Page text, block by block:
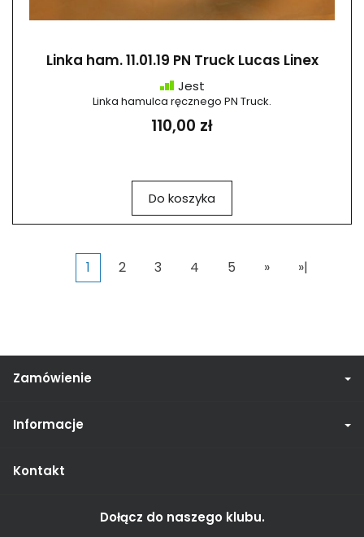
Linka ham. 11.01.19 PN Truck Lucas Linex
Jest
Linka hamulca ręcznego PN Truck.
110,00 zł
Do koszyka
1 2 3 4 5 » »|
Zamówienie
Informacje
Kontakt
Dołącz do naszego klubu.